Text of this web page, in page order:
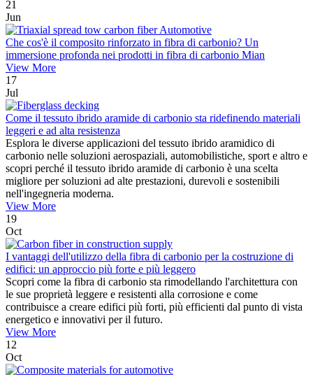
21
Jun
Che cos'è il composito rinforzato in fibra di carbonio? Un
immersione profonda nei prodotti in fibra di carbonio Mian
View More
17
Jul
Come il tessuto ibrido aramide di carbonio sta ridefinendo materiali
leggeri e ad alta resistenza
Esplora le diverse applicazioni del tessuto ibrido aramidico di
carbonio nelle soluzioni aerospaziali, automobilistiche, sport e altro e
scopri perché il tessuto ibrido aramide di carbonio è una scelta
migliore per soluzioni ad alte prestazioni, durevoli e sostenibili
nell'ingegneria moderna.
View More
19
Oct
I vantaggi dell'utilizzo della fibra di carbonio per la costruzione di
edifici: un approccio più forte e più leggero
Scopri come la fibra di carbonio sta rimodellando l'architettura con
le sue proprietà leggere e resistenti alla corrosione e come
contribuisce a creare edifici più forti, più efficienti dal punto di vista
energetico e innovativi per il futuro.
View More
12
Oct